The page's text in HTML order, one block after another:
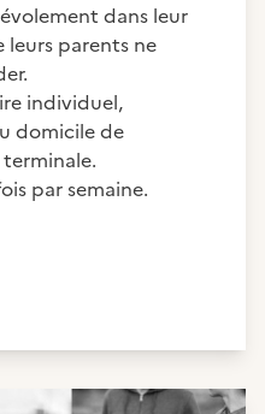
dans leur
leurs parents ne
individuel,
domicile de
par semaine.